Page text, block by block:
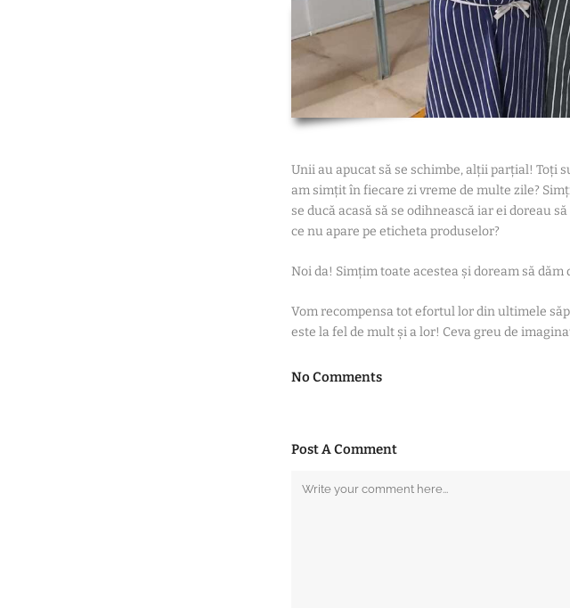
Unii au apucat să se schimbe, alții parțial! Toți
am simțit în fiecare zi vreme de multe zile?
se ducă acasă să se odihnească iar ei doreau
ce nu apare pe eticheta produselor?
Noi da! Simțim toate acestea și doream să
Vom recompensa tot efortul lor din ultimele
este la fel de mult și a lor! Ceva greu de
No Comments
Post A Comment